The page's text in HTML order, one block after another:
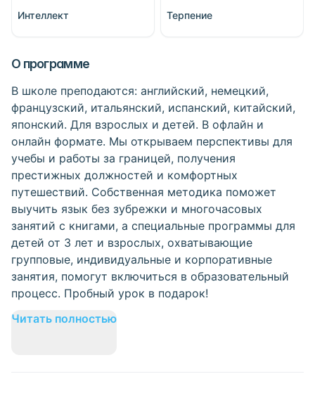
Интеллект Терпение
О программе
В школе преподаются: английский, немецкий,
французский, итальянский, испанский, китайский,
японский. Для взрослых и детей. В офлайн и
онлайн формате. Мы открываем перспективы для
учебы и работы за границей, получения
престижных должностей и комфортных
путешествий. Собственная методика поможет
выучить язык без зубрежки и многочасовых
занятий с книгами, а специальные программы для
детей от 3 лет и взрослых, охватывающие
групповые, индивидуальные и корпоративные
занятия, помогут включиться в образовательный
процесс. Пробный урок в подарок!
Читать полностью